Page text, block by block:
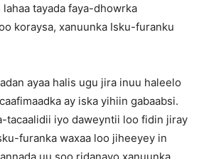
tayada faya-dhowrka
koraysa, xanuunka Isku-furanku
ayaa halis ugu jira inuu haleelo
ay iska yihiin gabaabsi.
tacaalidii iyo daweyntii loo fidin jiray
furanka waxaa loo jiheeyey in